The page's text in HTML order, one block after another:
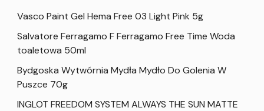
Vasco Paint Gel Hema Free 03 Light Pink 5g
Salvatore Ferragamo F Ferragamo Free Time Woda
toaletowa 50ml
Bydgoska Wytwórnia Mydła Mydło Do Golenia W
Puszce 70g
INGLOT FREEDOM SYSTEM ALWAYS THE SUN MATTE